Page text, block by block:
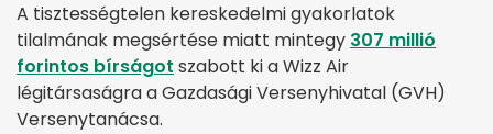
A tisztességtelen kereskedelmi gyakorlatok
tilalmának megsértése miatt mintegy 307 millió
forintos bírságot szabott ki a Wizz Air
légitársaságra a Gazdasági Versenyhivatal (GVH)
Versenytanácsa.